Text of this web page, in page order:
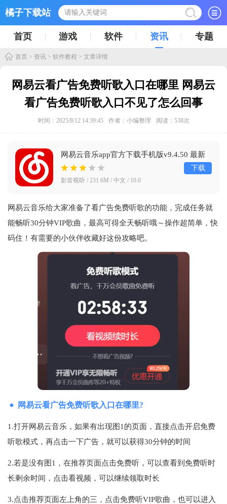
橘子下载站
首页 游戏 软件 资讯 专题
首页 > 资讯 > 软件教程 > 文章详情
网易云看广告免费听歌入口在哪里 网易云
看广告免费听歌入口不见了怎么回事
时间：2025/8/12 14:39:45 作者：小编整理 阅读： 538次
网易云音乐app官方下载手机版v9.4.50 最新
版
影音视听 / 231.6M / 中文 / 10.0
下载
网易云音乐给大家准备了看广告免费听歌的功能，完成任务就
能畅听30分钟VIP歌曲，最高可得全天畅听哦～操作超简单，快
码住！有需要的小伙伴收藏好这份攻略吧。
网易云看广告免费听歌入口在哪里?
1.打开网易云音乐，如果有出现图1的页面，直接点击开启免费
听歌模式，再点击一下广告，就可以获得30分钟的时间
2.若是没有图1，在推荐页面点击免费听，可以查看到免费听时
长剩余时间，点击看视频，可以继续领取时长
3.点击推荐页面左上角的三，点击免费听VIP歌曲，也可以进入